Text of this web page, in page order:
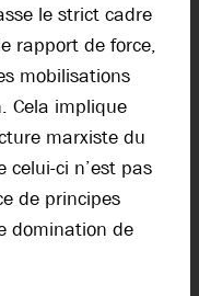
le strict cadre
rapport de force,
mobilisations
Cela implique
marxiste du
celui-ci n’est pas
de principes
domination de